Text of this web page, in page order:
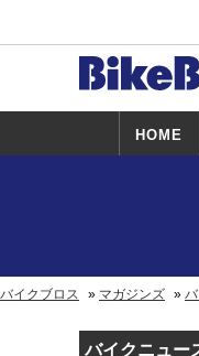
HOME
バイクブロス マガジンズ
バイクニュー